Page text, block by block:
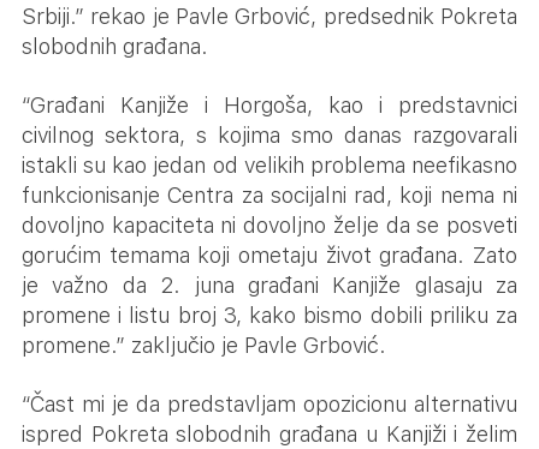
Srbiji.” rekao je Pavle Grbović, predsednik Pokreta
slobodnih građana.
“Građani Kanjiže i Horgoša, kao i predstavnici
civilnog sektora, s kojima smo danas razgovarali
istakli su kao jedan od velikih problema neefikasno
funkcionisanje Centra za socijalni rad, koji nema ni
dovoljno kapaciteta ni dovoljno želje da se posveti
gorućim temama koji ometaju život građana. Zato
je važno da 2. juna građani Kanjiže glasaju za
promene i listu broj 3, kako bismo dobili priliku za
promene.” zaključio je Pavle Grbović.
“Čast mi je da predstavljam opozicionu alternativu
ispred Pokreta slobodnih građana u Kanjiži i želim